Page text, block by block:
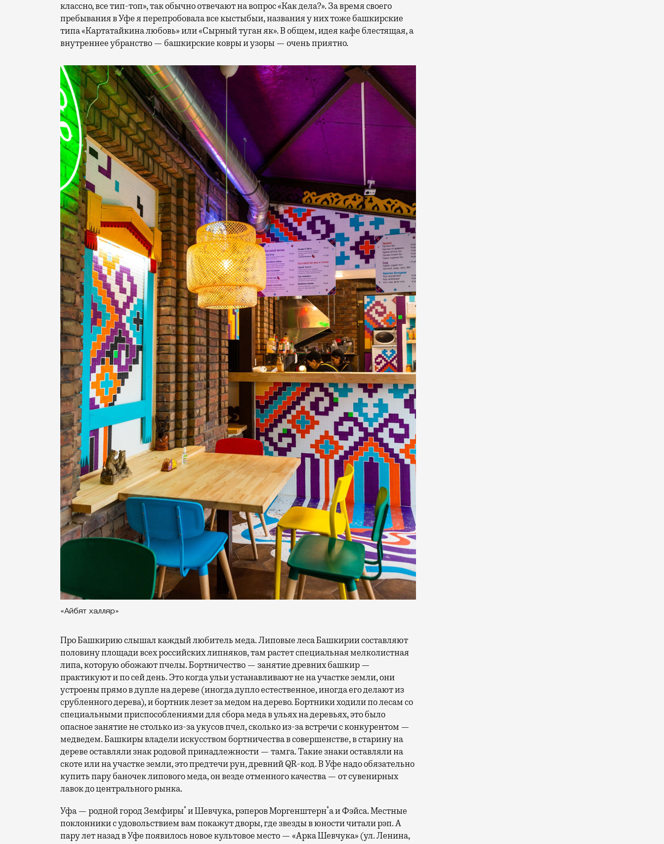
классно, все тип-топ», так обычно отвечают на вопрос «Как дела?». За время своего
пребывания в Уфе я перепробовала все кыстыбыи, названия у них тоже башкирские
типа «Картатайкина любовь» или «Сырный туган як». В общем, идея кафе блестящая, а
внутреннее убранство — башкирские ковры и узоры — очень приятно.
«Айбят халляр»
Про Башкирию слышал каждый любитель меда. Липовые леса Башкирии составляют
половину площади всех российских липняков, там растет специальная мелколистная
липа, которую обожают пчелы. Бортничество — занятие древних башкир —
практикуют и по сей день. Это когда ульи устанавливают не на участке земли, они
устроены прямо в дупле на дереве (иногда дупло естественное, иногда его делают из
срубленного дерева), и бортник лезет за медом на дерево. Бортники ходили по лесам со
специальными приспособлениями для сбора меда в ульях на деревьях, это было
опасное занятие не столько из-за укусов пчел, сколько из-за встречи с конкурентом —
медведем. Башкиры владели искусством бортничества в совершенстве, в старину на
дереве оставляли знак родовой принадлежности — тамга. Такие знаки оставляли на
скоте или на участке земли, это предтечи рун, древний QR-код. В Уфе надо обязательно
купить пару баночек липового меда, он везде отменного качества — от сувенирных
лавок до центрального рынка.
Уфа — родной город Земфиры*и Шевчука, рэперов Моргенштерн*а и Фэйса. Местные
поклонники с удовольствием вам покажут дворы, где звезды в юности читали рэп. А
пару лет назад в Уфе появилось новое культовое место — «Арка Шевчука» (ул. Ленина,